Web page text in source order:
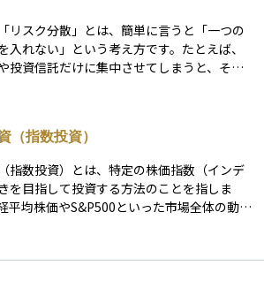
性に基づいて資産配分を決定する。
リスク分散」とは、簡単に言うと「一つの
入れない」という考え方です。たとえば、
投資信託だけに集中させてしまうと、それ
下がりしても、他の商品が値上がりするこ
える効果が期待できます。たとえば、国内
外株式や債券など複数の商品に投資するこ
せます。 「たくさんの場所に投
張る」というイメージを持つとわかりやす
（指数投資）
指数投資）とは、特定の株価指数（インデ
を目指して投資する方法のことを指しま
平均株価やS&P500といった市場全体の動き
ではなく、幅広い銘柄に分散して投資する